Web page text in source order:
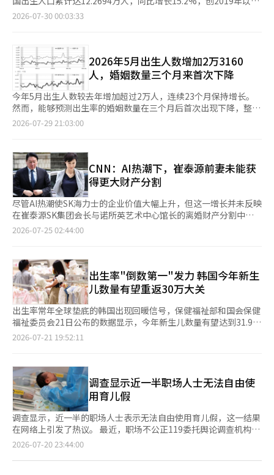
结构创新的资金，政府决定同时推进未来应对基金的设立、地方教
育财政拨款的改革和支出结构调整。具体的资金规模和拨款计算方
案等紧急任务，并逐步发布钢铁、石化等行业的对策。※ 本报道
经人工智能（AI）系统翻译与编辑。
存在。 扩大育儿家庭的申请范围，降低已婚青年储蓄的门槛在申
请方面，支持的重点从婚姻期限转向生育情况。从上个月15日起，
内，而新生儿特别供给则不受婚姻状况和期限的限制，任何有子女
的家庭均可申请。未登记结婚或结婚超过7年的夫妻，只要有2岁以
下的子女，也可以成为申请对象。青年未来储蓄的适用家庭收入标
准也有所放宽。由参与者和配偶组成的两人家庭，普通型的中位收
入标准从200%提高至250%，优待型从150%提高至200%。上个
月推出的青年未来储蓄是一个政策性金融产品，参与者每月最多可
存入50万韩元，持续3年，政府将根据收入等情况支持存款的6%
制方面，计划推动一项措施，使因工作或公共机构调动而分开居住
的夫妻可以分别获得租赁贷款本金和利息的所得税减免。目前，即
使分开居住，也会被视为同一家庭，只有一人享受优惠。结婚前各
自拥有小型车的夫妻的燃油税退税问题也将进行调整。现行制度
下，婚后被视为同一家庭的两辆小型车可能都不符合退税条件。未
来，每个家庭将允许对一辆小型车进行年度最高30万韩元的燃油税
退税。这些税制问题处于需要相关法律修订等的推进阶段。实际适
象。然而，主要政策贷款如踏石贷款和安居贷款的夫妻合并收入标
准仍然存在，因此完全消除双职工新婚夫妻感受到的婚姻惩罚仍然
存在局限性。世宗大学管理学部教授金大钟表示：“此次改善制度
不合理的政策在降低结婚和生育的障碍方面具有重要意义”，同时
指出：“为了提高实际效果，还需要加强对首次购房者的购置税和
财产税等税制支持。”※ 本报道经人工智能（AI）系统翻译与编
辑。
程中，重点检查了与居民生活密切相关的议题，如扩大滞留型旅
游、稳定推进农渔村基本收入、企业引进与就业创造、扩大生育与
施建设，开发运动休闲项目，并改善教育条件，以应对军人子女招
募型公立高中的开设。副议长李善熙则建议将番茄节与向日葵旅游
资源相结合，扩大生活体育大会对地方经济的影响。 金东完议员
呼吁通过和平经济特区指定和企业引进创造就业机会，金明珍议员
关注灾害应对体系和历史文化旅游资源的利用，金恩京议员则强调
基本收入资金的保障和心理健康安全网的加强，朴振天议员呼吁扩
大生育支持和交通福利，崔浩基议员则提出活跃农工园区和扩大青
年就业的建议。 在条例案和追加预算案的审查中，重点讨论了山
金、扩充高温应对设施、增强传统市场竞争力等议题。议员们在临
时会议期间前往江东面九万里华川大坝历史探访路建设项目现场，
检查设施安全和完工状态，并要求在竣工前进行补充。 此次临时
会议的核心提案《呼吁和平经济特区指定的提案》，表达了华川郡
议会希望为长期承受牺牲的接壤地区建立国家层面的增长基础的意
愿。 华川郡议会指出，华川郡因军事设施保护区和各种开发限制
而在产业基础建设和企业引进方面面临困难，因此在特区指定过程
中，除了开发可能性外，还应将军事管制、人口减少、地区消亡风
开发、安保与和平旅游资源的结合，建立接壤地区的新增长模型，
包括△第二次和平经济特区指定 △特区范围扩大 △接壤地区牺牲
程度评估反映 △华川站相关基础设施扩建 △特殊情况地区开发项
目预算增加等。 此次临时会议被记录为第10届华川郡议会成立以
来首次全面检查军政工作并提出政策方向的会议。特别是通过《呼
吁和平经济特区指定的提案》，明确表示接壤地区的管制和人口减
少问题应作为国家均衡发展课题来解决，具有重要意义。 现在，
到的变化。※ 本报道经人工智能（AI）系统翻译与编辑。
同期最高水平。 数据显示，今年5月韩国出生人口为2.316万人，
育率为0.85，较去年同期提高0.1。2024年，总和生育率跌至0.75
后，去年回升至0.8左右，今年3至4月已升至0.9左右，自2025年1
月以来连续17个月上升。 与此同时，韩国5月死亡人数达2.9573万
人，同比增长3.8%，为韩国历来统计中首次单月死亡人数突破2.9
万人，也高于2022年5月新冠疫情高峰期的2.8902万人。 国家数据
处相关负责人分析认为，今年5月昼夜温差超过10摄氏度的天数较
去年同期增加约3天，加之高龄群体基础疾病易受气温骤变影响，
导致死亡人数上升。 受出生增加、死亡增速放缓的共同影响，韩
近5年来5月最小降幅。 反映未来出生走势的结婚登记数量有所回
落。5月结婚登记2.0368万对，同比减少6.4%，结束此前的增长态
势。今年1至5月结婚登记累计10.3299万对，同比增长3.9%。同
期，韩国离婚登记7122对，同比减少3.9%，为近8年来5月最低水
平；1至5月累计离婚登记3.624万对，同比微增0.2%。
2026-07-30 00:03:33
2026年5月出生人数增加2万3160
人，婚姻数量三个月来首次下降
今年5月出生人数较去年增加超过2万人，连续23个月保持增长。
然而，能够预测出生率的婚姻数量在三个月后首次出现下降，整体
人口仍未摆脱自然减少的趋势。 根据29日国家数据处发布的
6916人后，出生人数未能恢复到年初水平。 各省市的出生人数与
去年同期相比，除了济州外，其他所有省市均有所增加。预计女性
一生中平均生育的孩子数为0.85，较去年5月增加0.10。 按出生顺
序划分，第一胎的出生人数比例增加了1.3个百分点，而第二胎和
第三胎及以上的出生人数比例分别减少了0.2个百分点和1.1个百分
点。 5月死亡人数为2万9573人，比去年同期增加1091人
（3.8%）。各省市中，首尔、釜山等14个省市的死亡人数有所增
加，但光州、忠北、全北则呈下降趋势。 因此，自2019年11月以
人。各省市中，除蔚山、世宗和京畿道外，其他14个省市均出现自
然减少现象。 作为出生率的先行指标，婚姻数量在三个月后首次
出现下降。今年5月的婚姻数量为2万368件，比去年同期减少1392
件（-6.4%）。各省市的婚姻数量中，除了仁川外，其他16个省市
均有所下降。 同期离婚数量为7122件，减少290件（-3.9%）。仁
川和首尔等9个省市的离婚数量有所增加，而京畿道、釜山等8个省
市则有所减少。 上个月的迁移人数为48万1000人，比去年增加
3000人（0.6%）。总迁移人数中，省内迁移占65.9%，省际迁移
分点。 在迁入与迁出之间的净迁移中，京畿道以5161人居首，其
次是仁川2229人和忠北863人。相反，首尔净流出5697人，釜山
（-1149人）、大邱（-822人）等地也出现了净流出。
2026-07-29 21:03:00
CNN：AI热潮下，崔泰源前妻未能获
得更大财产分割
尽管AI热潮使SK海力士的企业价值大幅上升，但这一增长并未反映
在崔泰源SK集团会长与诺所英艺术中心馆长的离婚财产分割中。
美国CNN对此评价称：“AI热潮所带来的巨额财富并未改变‘世纪
财产分割款。这一金额远低于诺馆长方面的要求。 此次诉讼的核
心争议在于财产评估的基准时间。诺馆长方面主张应以2026年为
基准，因为SK集团的企业价值因AI热潮而大幅提升，SK海力士成
为AI半导体需求激增的最大受益者。 然而，法院以2024年作为基
准时间，因在上诉审理结束时，SK海力士的股价尚未因AI投资热潮
而上涨约5倍，因此AI带来的企业价值增长未被纳入财产分割的考
量。 CNN解释称，此次判决是去年最高法院裁定的延续。最高法
院去年未承认前总统诺泰祐的资金支持对SK集团发展的贡献，撤
最高法院的意图，将诺馆长的财产分割比例判定为三分之一，崔会
长为三分之二。 崔会长与诺馆长于1988年在青瓦台举行婚礼，当
时被称为“世纪婚礼”。然而，崔会长在2015年公开与另一女性
生育子女的事实，宣布结束婚姻，随后的法律争斗被称为“世纪离
婚”，持续了十多年。 CNN指出，崔会长在2015年公开离婚时，
SK海力士的股价约为33000韩元，但随着AI半导体需求的爆炸性增
长，该公司在今年5月企业价值突破1万亿美元。此外，本月还成功
融资265亿美元，成为美国股市历史上最大规模的上市，显示出企
业的提升地位。 CNN还表示：“AI热潮使得内存半导体行业成为
2026-07-25 02:44:00
出生率"倒数第一"发力 韩国今年新生
儿数量有望重返30万大关
出生率常年全球垫底的韩国出现回暖信号，保健福祉部和国会保健
福祉委员会21日公布的数据显示，今年新生儿数量有望达到31.9万
人左右，时隔7年再次突破30万人大关。 数据显示，去年5月至今
月左右完成登记，因此该指标一直被视为预测全年出生人口的重要
先行指标。 按韩国约10%的孕妇无法顺利完成最终分娩的比例推
算，今年新生儿数量有望达到31.9万人。这将是自2019年后，新
生儿数量首次重新站上30万人大关。 从短期走势来看，出生人口
回升势头仍在延续。截至第二季度，今年累计登记孕妇18.762万
人，高于2023年同期的12.94万人、2024年的14.77万人以及2025
年的16.24万人，连续三年保持增长。 目前出生人口增速已高于国
家数据处此前在高位预测情景下设定的总和生育率0.8%的预期。
甚至有分析认为，总和生育率恢复至1的时间点将提前到来。 分析
2026-07-21 19:52:11
调查显示近一半职场人士无法自由使
用育儿假
调查显示，近一半的职场人士表示无法自由使用育儿假，这一结果
在网络上引发了热议。 最近，职场不公正119委托舆论调查机构全
球研究对全国1000名19岁以上职场人士进行了调查，结果显示
日。 根据联合新闻的报道，正式员工（36.3%）相比于非正式员工
2026-07-20 23:44:00
页